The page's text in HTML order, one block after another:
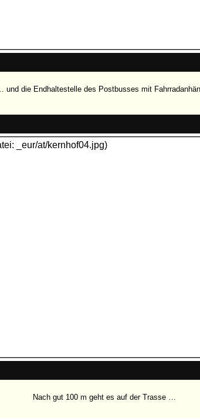
… und die Endhaltestelle des Postbusses mit
Nach gut 100 m geht es auf der Trasse …